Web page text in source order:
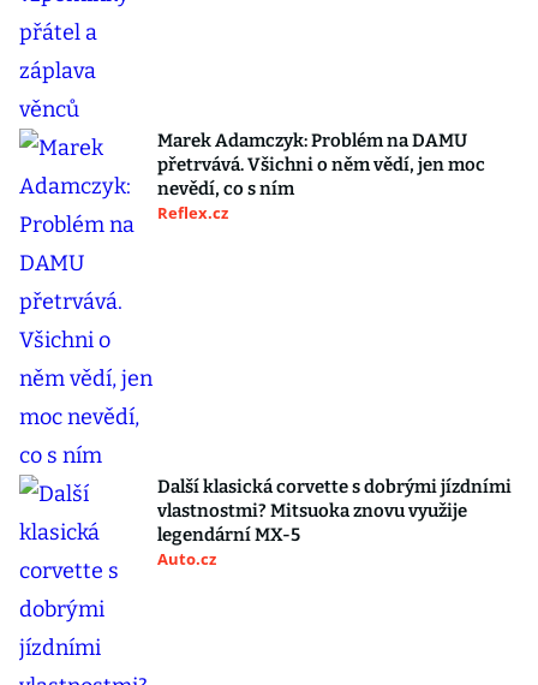
Marek Adamczyk: Problém na DAMU
přetrvává. Všichni o něm vědí, jen moc
nevědí, co s ním
Reflex.cz
Další klasická corvette s dobrými jízdními
vlastnostmi? Mitsuoka znovu využije
legendární MX-5
Auto.cz